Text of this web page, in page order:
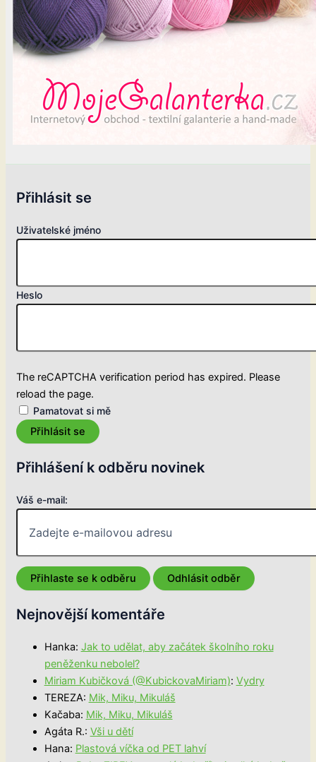
Přihlásit se
Uživatelské jméno
Heslo
The reCAPTCHA verification period has expired. Please
reload the page.
Pamatovat si mě
Přihlásit se
Přihlášení k odběru novinek
Váš e-mail:
Nejnovější komentáře
Hanka: Jak to udělat, aby začátek školního roku
peněženku nebolel?
Miriam Kubičková (@KubickovaMiriam): Vydry
TEREZA: Mik, Miku, Mikuláš
Kačaba: Mik, Miku, Mikuláš
Agáta R.: Vši u dětí
Hana: Plastová víčka od PET lahví